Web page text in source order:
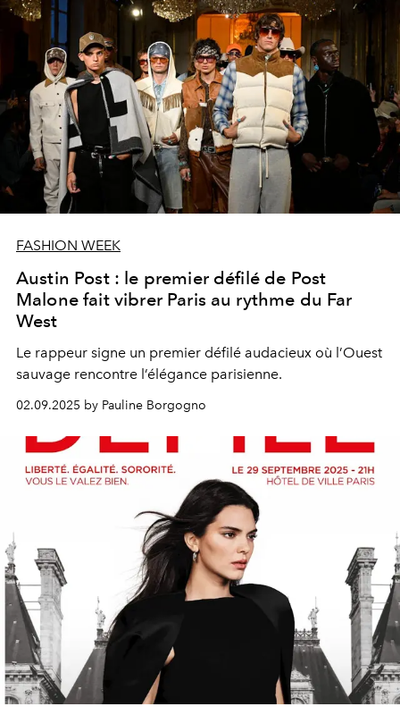
FASHION WEEK
Austin Post : le premier défilé de Post
Malone fait vibrer Paris au rythme du Far
West
Le rappeur signe un premier défilé audacieux où l’Ouest
sauvage rencontre l’élégance parisienne.
02.09.2025 by Pauline Borgogno